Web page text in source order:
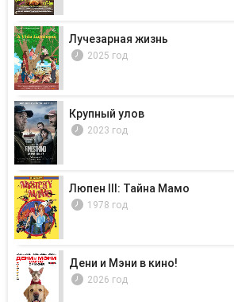
Лучезарная жизнь
2025 год
Крупный улов
2023 год
Люпен III: Тайна Мамо
1978 год
Дени и Мэни в кино!
2026 год